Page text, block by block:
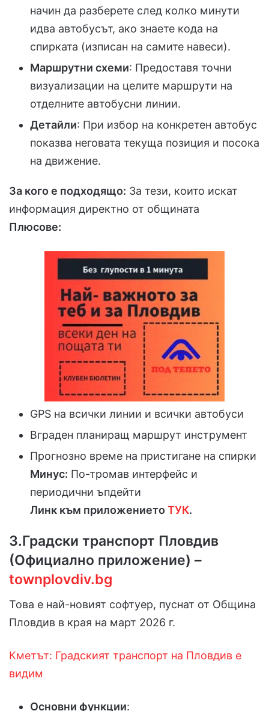
начин да разберете след колко минути
идва автобусът, ако знаете кода на
спирката (изписан на самите навеси).
Маршрутни схеми: Предоставя точни
визуализации на целите маршрути на
отделните автобусни линии.
Детайли: При избор на конкретен автобус
показва неговата текуща позиция и посока
на движение.
За кого е подходящо: За тези, които искат
информация директно от общината
Плюсове:
GPS на всички линии и всички автобуси
Вграден планиращ маршрут инструмент
Прогнозно време на пристигане на спирки
Минус: По-тромав интерфейс и
периодични ъпдейти
Линк към приложението ТУК.
3.Градски транспорт Пловдив
(Официално приложение) –
townplovdiv.bg
Това е най-новият софтуер, пуснат от Община
Пловдив в края на март 2026 г.
Кметът: Градският транспорт на Пловдив е
видим
Основни функции: